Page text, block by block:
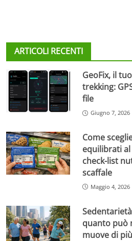
ARTICOLI RECENTI
GeoFix, il
trekking:
file
Giugno 7, 2026
Come
equilibrati
check-list
scaffale
Maggio 4, 2026
quanto può
muove di più